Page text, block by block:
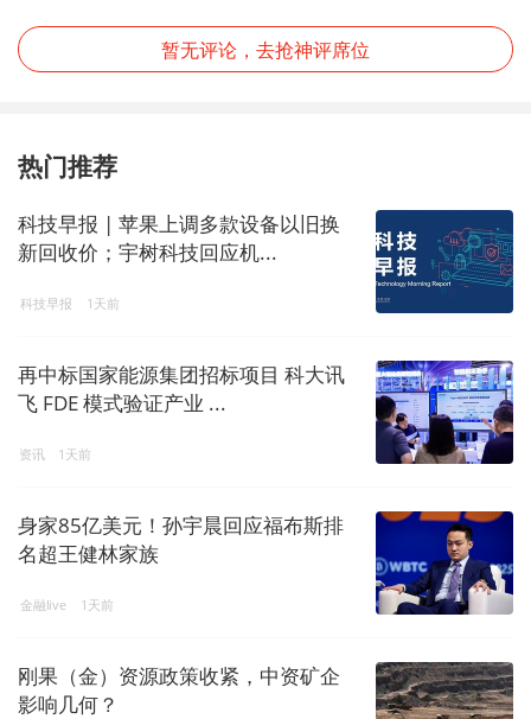
暂无评论，去抢神评席位
热门推荐
科技早报 | 苹果上调多款设备以旧换
新回收价；宇树科技回应机...
科技早报 1天前
再中标国家能源集团招标项目 科大讯
飞 FDE 模式验证产业 ...
资讯 1天前
身家85亿美元！孙宇晨回应福布斯排
名超王健林家族
金融live 1天前
刚果（金）资源政策收紧，中资矿企
影响几何？